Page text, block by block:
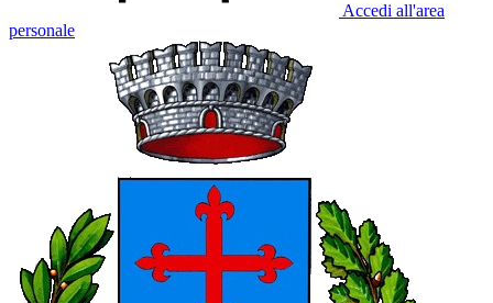
Accedi all'area
personale